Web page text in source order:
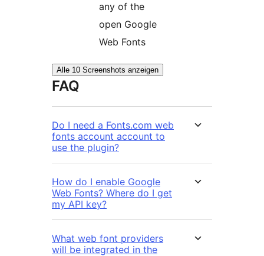
any of the
open Google
Web Fonts
Alle 10 Screenshots anzeigen
FAQ
Do I need a Fonts.com web
fonts account account to
use the plugin?
How do I enable Google
Web Fonts? Where do I get
my API key?
What web font providers
will be integrated in the